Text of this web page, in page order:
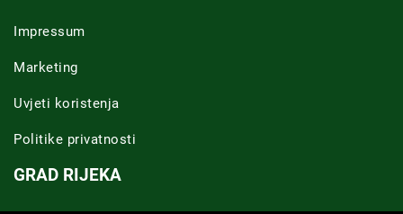
Impressum
Marketing
Uvjeti koristenja
Politike privatnosti
GRAD RIJEKA